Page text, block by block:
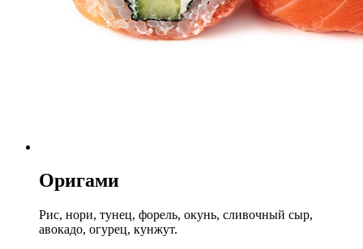
Оригами
Рис, нори, тунец, форель, окунь, сливочный сыр,
авокадо, огурец, кунжут.